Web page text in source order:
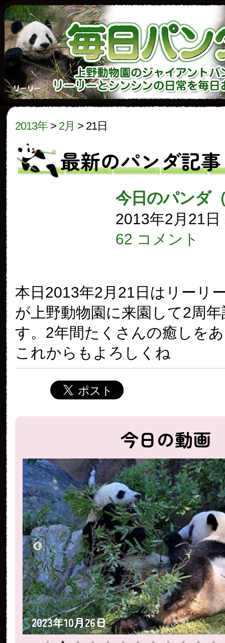
2013年 > 2月 > 21日
最新のパンダ記事
今日のパンダ
2013年2月21日
62 コメント
本日2013年2月21日はリーリ
が上野動物園に来園して2周
す。2年間たくさんの癒しを
これからもよろしくね
今日の動画
2023年10月26日